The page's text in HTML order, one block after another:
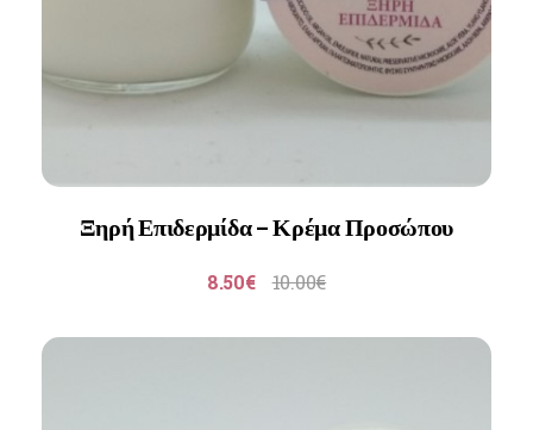
Ξηρή Επιδερμίδα – Κρέμα Προσώπου
8.50€ 10.00€